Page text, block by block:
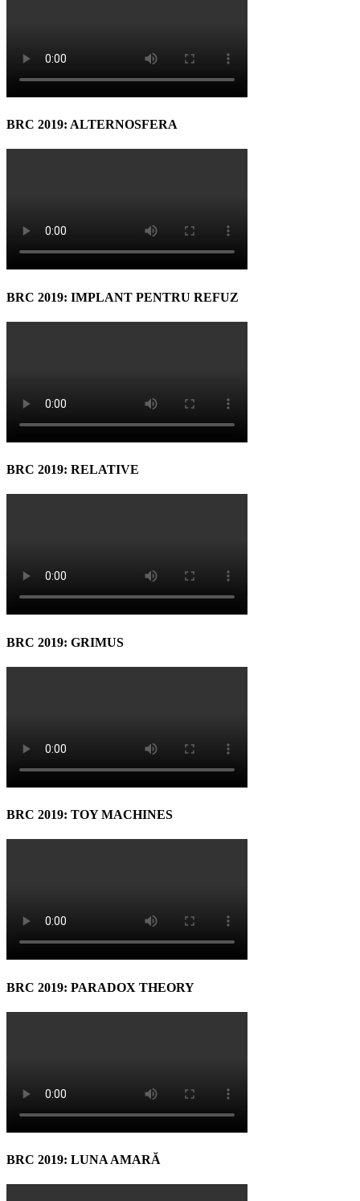
BRC 2019: ALTERNOSFERA
BRC 2019: IMPLANT PENTRU REFUZ
BRC 2019: RELATIVE
BRC 2019: GRIMUS
BRC 2019: TOY MACHINES
BRC 2019: PARADOX THEORY
BRC 2019: LUNA AMARĂ